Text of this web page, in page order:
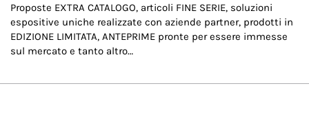
Proposte EXTRA CATALOGO, articoli FINE SERIE, soluzioni
espositive uniche realizzate con aziende partner, prodotti in
EDIZIONE LIMITATA, ANTEPRIME pronte per essere immesse
sul mercato e tanto altro…